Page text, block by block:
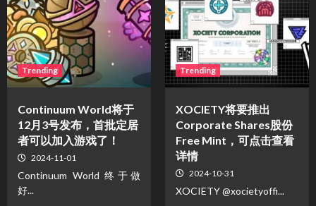
Trending
Continuum World将于
12月3号发布，首批定居
者可以加入游戏了！
2024-11-01
Continuum World 终于做
好...
Trending
XOCIETY将要推出
Corporate Shares股份
Free Mint，可点击查看
详情
2024-10-31
XOCIETY @xocietyoffi...